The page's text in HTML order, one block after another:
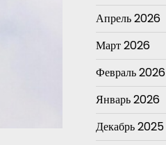
Апрель 2026
Март 2026
Февраль 2026
Январь 2026
Декабрь 2025